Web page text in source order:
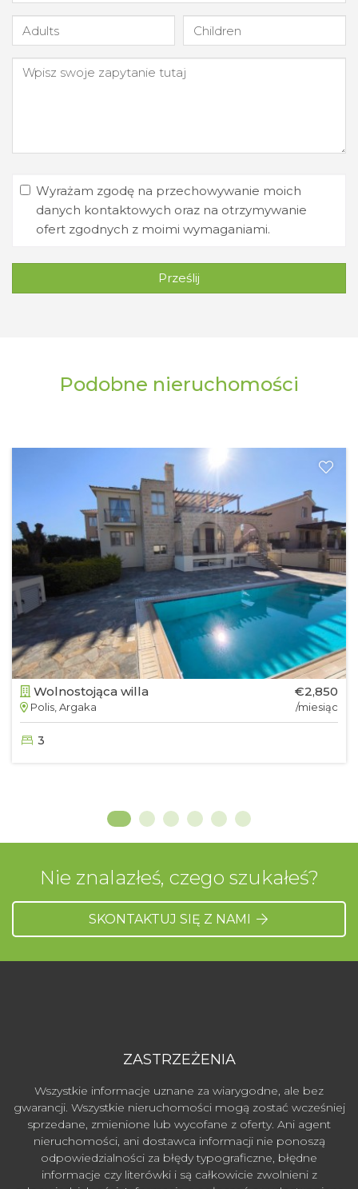
Wyrażam zgodę na przechowywanie moich
danych kontaktowych oraz na otrzymywanie
ofert zgodnych z moimi wymaganiami.
Prześlij
Podobne nieruchomości
Wolnostojąca willa
Polis, Argaka
€2,850
/miesiąc
3
Nie znalazłeś, czego szukałeś?
SKONTAKTUJ SIĘ Z NAMI
ZASTRZEŻENIA
Wszystkie informacje uznane za wiarygodne, ale bez
gwarancji. Wszystkie nieruchomości mogą zostać wcześniej
sprzedane, zmienione lub wycofane z oferty. Ani agent
nieruchomości, ani dostawca informacji nie ponoszą
odpowiedzialności za błędy typograficzne, błędne
informacje czy literówki i są całkowicie zwolnieni z